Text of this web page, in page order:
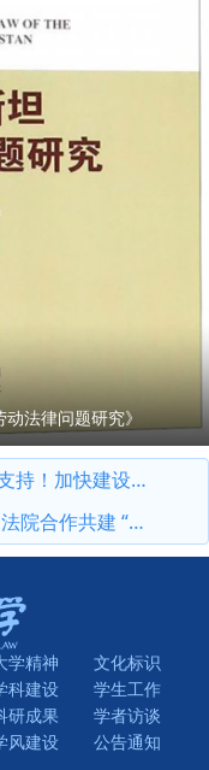
法律问题研究》
亚法律查明与研究中心”！
欧班列司法研究基地”
学精神
文化标识
科建设
学生工作
研成果
学者访谈
风建设
公告通知